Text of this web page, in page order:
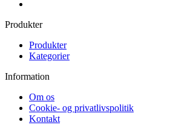
Produkter
Produkter
Kategorier
Information
Om os
Cookie- og privatlivspolitik
Kontakt